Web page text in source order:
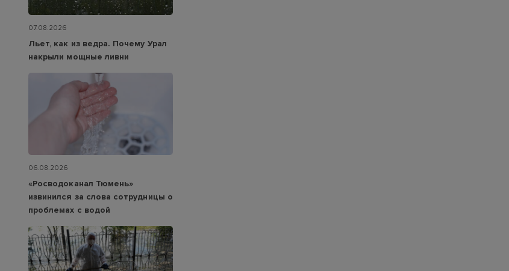
07.08.2026
Льет, как из ведра. Почему Урал
накрыли мощные ливни
06.08.2026
«Росводоканал Тюмень»
извинился за слова сотрудницы о
проблемах с водой